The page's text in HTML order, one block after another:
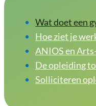
Wat doet een
Hoe ziet je
ANIOS en
De opleiding
Solliciteren